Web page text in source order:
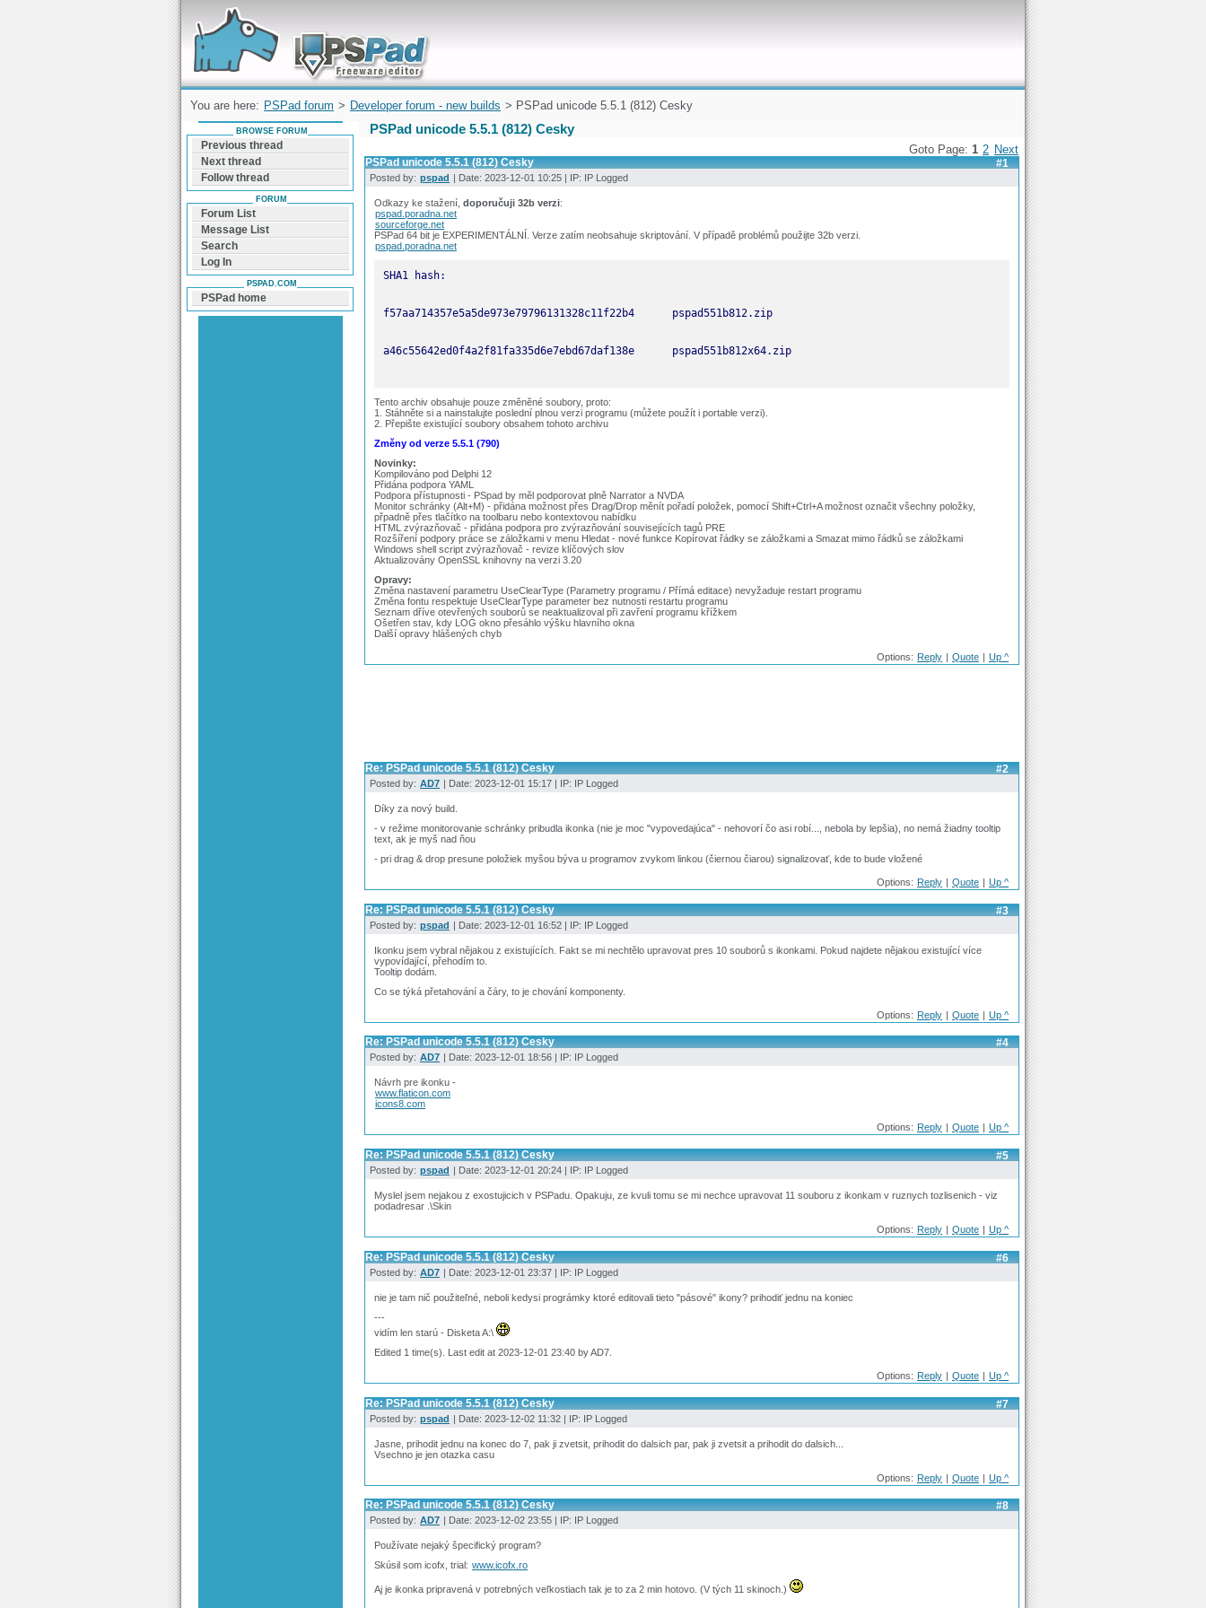
Forum can help you solve problems and quickly
find a solution with PSPad for Microsoft
Windows
You are here: PSPad forum > Developer forum - new builds > PSPad unicode 5.5.1 (812) Cesky
PSPad unicode 5.5.1 (812) Cesky
Goto Page: 1 2 Next
#1
PSPad unicode 5.5.1 (812) Cesky
Posted by: pspad | Date: 2023-12-01 10:25 | IP: IP Logged
Odkazy ke stažení, doporučuji 32b verzi:
pspad.poradna.net
sourceforge.net
PSPad 64 bit je EXPERIMENTÁLNÍ. Verze zatím neobsahuje skriptování. V případě problémů použijte 32b verzi.
pspad.poradna.net
Tento archiv obsahuje pouze změněné soubory, proto:
1. Stáhněte si a nainstalujte poslední plnou verzi programu (můžete použít i portable verzi).
2. Přepište existující soubory obsahem tohoto archivu
Změny od verze 5.5.1 (790)
Novinky:
Kompilováno pod Delphi 12
Přidána podpora YAML
Podpora přístupnosti - PSpad by měl podporovat plně Narrator a NVDA
Monitor schránky (Alt+M) - přidána možnost přes Drag/Drop měnít pořadí položek, pomocí Shift+Ctrl+A možnost označit všechny položky,
přpadně přes tlačítko na toolbaru nebo kontextovou nabídku
HTML zvýrazňovač - přidána podpora pro zvýrazňování souvisejících tagů PRE
Rozšíření podpory práce se záložkami v menu Hledat - nové funkce Kopírovat řádky se záložkami a Smazat mimo řádků se záložkami
Windows shell script zvýrazňovač - revize klíčových slov
Aktualizovány OpenSSL knihovny na verzi 3.20
Opravy:
Změna nastavení parametru UseClearType (Parametry programu / Přímá editace) nevyžaduje restart programu
Změna fontu respektuje UseClearType parameter bez nutnosti restartu programu
Seznam dříve otevřených souborů se neaktualizoval při zavření programu křížkem
Ošetřen stav, kdy LOG okno přesáhlo výšku hlavního okna
Další opravy hlášených chyb
Options: Reply | Quote | Up ^
#2
Re: PSPad unicode 5.5.1 (812) Cesky
Posted by: AD7 | Date: 2023-12-01 15:17 | IP: IP Logged
Díky za nový build.
- v režime monitorovanie schránky pribudla ikonka (nie je moc "vypovedajúca" - nehovorí čo asi robí..., nebola by lepšia), no nemá žiadny tooltip
text, ak je myš nad ňou
- pri drag & drop presune položiek myšou býva u programov zvykom linkou (čiernou čiarou) signalizovať, kde to bude vložené
Options: Reply | Quote | Up ^
#3
Re: PSPad unicode 5.5.1 (812) Cesky
Posted by: pspad | Date: 2023-12-01 16:52 | IP: IP Logged
Ikonku jsem vybral nějakou z existujících. Fakt se mi nechtělo upravovat pres 10 souborů s ikonkami. Pokud najdete nějakou existující více
vypovídající, přehodím to.
Tooltip dodám.
Co se týká přetahování a čáry, to je chování komponenty.
Options: Reply | Quote | Up ^
#4
Re: PSPad unicode 5.5.1 (812) Cesky
Posted by: AD7 | Date: 2023-12-01 18:56 | IP: IP Logged
Návrh pre ikonku -
www.flaticon.com
icons8.com
Options: Reply Quote Up ^
#5
Re: PSPad unicode 5.5.1 (812) Cesky
Posted by: pspad | Date: 2023-12-01 20:24 | IP: IP Logged
Myslel jsem nejakou z exostujicich v PSPadu. Opakuju, ze kvuli tomu se mi nechce upravovat 11 souboru z ikonkam v ruznych tozlisenich - viz
podadresar .\Skin
Options: Reply | Quote | Up ^
#6
Re: PSPad unicode 5.5.1 (812) Cesky
Posted by: AD7 | Date: 2023-12-01 23:37 | IP: IP Logged
nie je tam nič použiteľné, neboli kedysi prográmky ktoré editovali tieto "pásové" ikony? prihodiť jednu na koniec
---
vidím len starú - Disketa A:\
Edited 1 time(s). Last edit at 2023-12-01 23:40 by AD7.
Options: Reply | Quote | Up ^
#7
Re: PSPad unicode 5.5.1 (812) Cesky
Posted by: pspad | Date: 2023-12-02 11:32 | IP: IP Logged
Jasne, prihodit jednu na konec do 7, pak ji zvetsit, prihodit do dalsich par, pak ji zvetsit a prihodit do dalsich...
Vsechno je jen otazka casu
Options: Reply | Quote | Up ^
#8
Re: PSPad unicode 5.5.1 (812) Cesky
Posted by: AD7 | Date: 2023-12-02 23:55 | IP: IP Logged
Používate nejaký špecifický program?
Skúsil som icofx, trial: www.icofx.ro
Aj je ikonka pripravená v potrebných veľkostiach tak je to za 2 min hotovo. (V tých 11 skinoch.)
BROWSE FORUM
Previous thread
Next thread
Follow thread
FORUM
Forum List
Message List
Search
Log In
PSPAD.COM
PSPad home